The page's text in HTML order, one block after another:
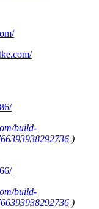
build-
)
build-
)